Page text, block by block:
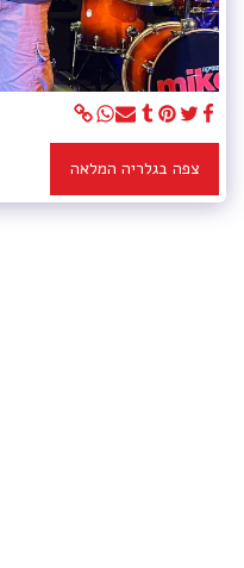
צפה בגלריה המלאה